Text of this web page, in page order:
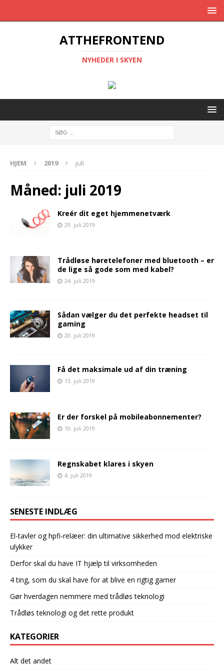
ATTHEFRONTEND
NYHEDER I SKYEN
HJEM 2019 juli
Måned: juli 2019
Kreér dit eget hjemmenetværk
29. juli 2019
Trådløse høretelefoner med bluetooth – er
de lige så gode som med kabel?
24. juli 2019
Sådan vælger du det perfekte headset til
gaming
20. juli 2019
Få det maksimale ud af din træning
13. juli 2019
Er der forskel på mobileabonnementer?
10. juli 2019
Regnskabet klares i skyen
4. juli 2019
SENESTE INDLÆG
El-tavler og hpfi-relæer: din ultimative sikkerhed mod elektriske
ulykker
Derfor skal du have IT hjælp til virksomheden
4 ting, som du skal have for at blive en rigtig gamer
Gør hverdagen nemmere med trådløs teknologi
Trådløs teknologi og det rette produkt
KATEGORIER
Alt det andet